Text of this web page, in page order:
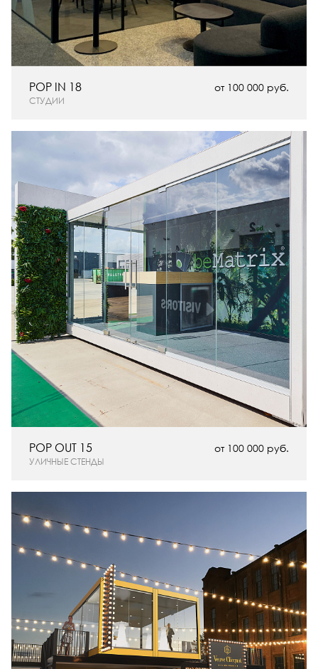
от 100 000 руб.
СТУДИИ
POP IN 18
от 100 000 руб.
УЛИЧНЫЕ СТЕНДЫ
POP OUT 15